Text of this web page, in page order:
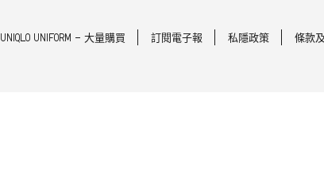
UNIQLO UNIFORM - 大量購買 訂閱電子報 私隱政策 條款